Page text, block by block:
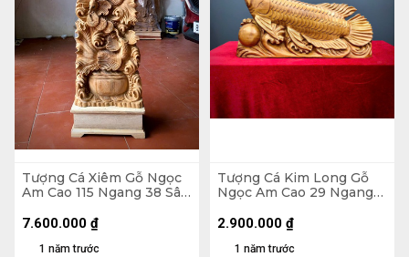
Tượng Cá Xiêm Gỗ Ngọc
Am Cao 115 Ngang 38 Sâu
1 năm trước
7.600.000 ₫
Tượng Cá Kim Long Gỗ
Ngọc Am Cao 29 Ngang
1 năm trước
2.900.000 ₫